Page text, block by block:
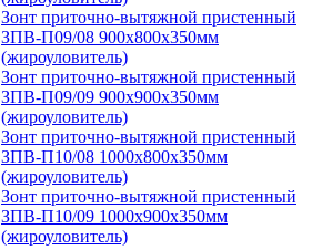
Зонт приточно-вытяжной пристенный
ЗПВ-П09/08 900х800х350мм
(жироуловитель)
Зонт приточно-вытяжной пристенный
ЗПВ-П09/09 900х900х350мм
(жироуловитель)
Зонт приточно-вытяжной пристенный
ЗПВ-П10/08 1000х800х350мм
(жироуловитель)
Зонт приточно-вытяжной пристенный
ЗПВ-П10/09 1000х900х350мм
(жироуловитель)